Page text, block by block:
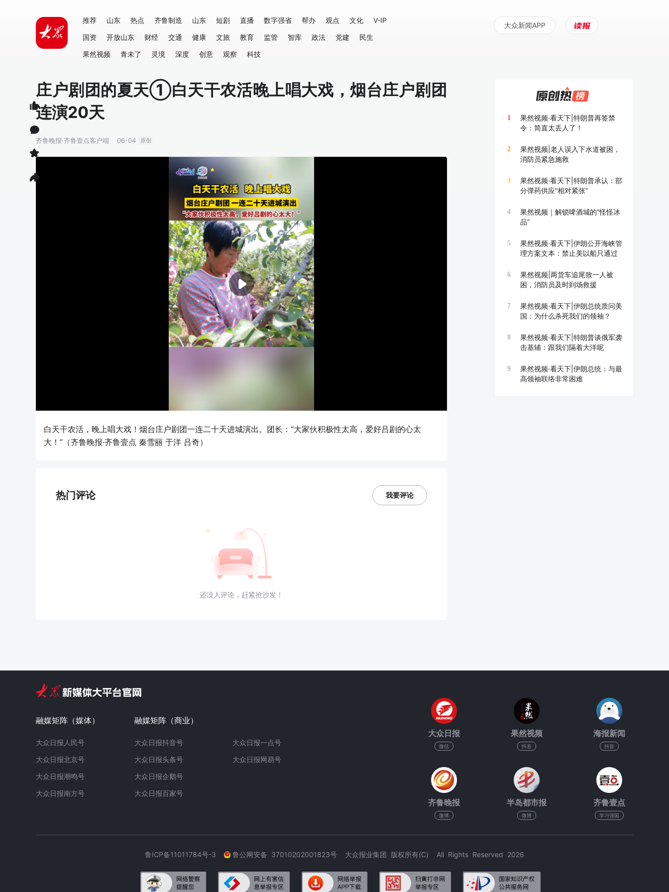
推荐 山东 热点 齐鲁制造 山东 短剧 直播 数字强省 帮办 观点 文化
V-IP
国资
开放山东 财经 交通 健康 文旅 教育 监管 智库 政法 党建
民生
果然视频
青未了 灵境 深度 创意 观察 科技
大众新闻APP
庄户剧团的夏天①白天干农活晚上唱大戏，烟台庄户剧团
连演20天
齐鲁晚报·齐鲁壹点客户端 06-04 原创
白天干农活，晚上唱大戏！烟台庄户剧团一连二十天进城演出。团长：“大家伙积极性太高，爱好吕剧的心太
大！”（齐鲁晚报·齐鲁壹点 秦雪丽 于洋 吕奇）
热门评论 我要评论
还没人评论，赶紧抢沙发！
1
果然视频·看天下|特朗普再签禁
令：简直太丢人了！
2
果然视频|老人误入下水道被困，
消防员紧急施救
3
果然视频·看天下|特朗普承认：部
分弹药供应“相对紧张”
4
果然视频｜解锁啤酒城的“怪怪冰
品”
5
果然视频·看天下|伊朗公开海峡管
理方案文本：禁止美以船只通过
6
果然视频|两货车追尾致一人被
困，消防员及时到场救援
7
果然视频·看天下|伊朗总统质问美
国：为什么杀死我们的领袖？
8
果然视频·看天下|特朗普谈俄军袭
击基辅：跟我们隔着大洋呢
9
果然视频·看天下|伊朗总统：与最
高领袖联络非常困难
融媒矩阵（媒体）
大众日报人民号
大众日报北京号
大众日报潮鸣号
大众日报南方号
融媒矩阵（商业）
大众日报抖音号
大众日报头条号
大众日报企鹅号
大众日报百家号
大众日报一点号
大众日报网易号
大众日报
微信
果然视频
抖音
海报新闻
抖音
齐鲁晚报
微博
半岛都市报
微博
齐鲁壹点
学习强国
鲁ICP备11011784号-3 鲁公网安备 37010202001823号 大众报业集团 版权所有(C) All Rights Reserved 2026